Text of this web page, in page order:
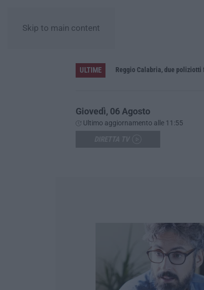
Skip to main content
ULTIME
Appalti pubblici gestiti da una struttura “ombra” tra Sicilia e Reggio Calabria: 12 misure cautelari Reggio Calabria, due
Giovedì, 06 Agosto
Ultimo aggiornamento alle 11:55